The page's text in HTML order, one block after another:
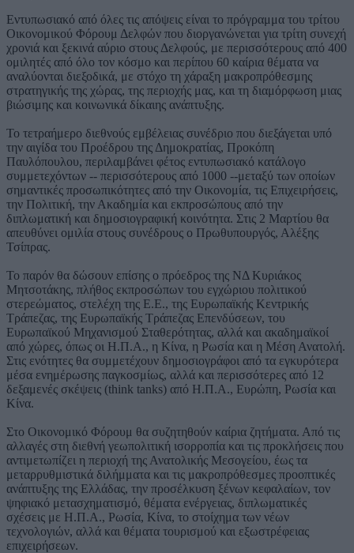
Εντυπωσιακό από όλες τις απόψεις είναι το πρόγραμμα του τρίτου
Οικονομικού Φόρουμ Δελφών που διοργανώνεται για τρίτη συνεχή
χρονιά και ξεκινά αύριο στους Δελφούς, με περισσότερους από 400
ομιλητές από όλο τον κόσμο και περίπου 60 καίρια θέματα να
αναλύονται διεξοδικά, με στόχο τη χάραξη μακροπρόθεσμης
στρατηγικής της χώρας, της περιοχής μας, και τη διαμόρφωση μιας
βιώσιμης και κοινωνικά δίκαιης ανάπτυξης.
Το τετραήμερο διεθνούς εμβέλειας συνέδριο που διεξάγεται υπό
την αιγίδα του Προέδρου της Δημοκρατίας, Προκόπη
Παυλόπουλου, περιλαμβάνει φέτος εντυπωσιακό κατάλογο
συμμετεχόντων -- περισσότερους από 1000 --μεταξύ των οποίων
σημαντικές προσωπικότητες από την Οικονομία, τις Επιχειρήσεις,
την Πολιτική, την Ακαδημία και εκπροσώπους από την
διπλωματική και δημοσιογραφική κοινότητα. Στις 2 Μαρτίου θα
απευθύνει ομιλία στους συνέδρους ο Πρωθυπουργός, Αλέξης
Τσίπρας.
Το παρόν θα δώσουν επίσης ο πρόεδρος της ΝΔ Κυριάκος
Μητσοτάκης, πλήθος εκπροσώπων του εγχώριου πολιτικού
στερεώματος, στελέχη της Ε.Ε., της Ευρωπαϊκής Κεντρικής
Τράπεζας, της Ευρωπαϊκής Τράπεζας Επενδύσεων, του
Ευρωπαϊκού Μηχανισμού Σταθερότητας, αλλά και ακαδημαϊκοί
από χώρες, όπως οι Η.Π.Α., η Κίνα, η Ρωσία και η Μέση Ανατολή.
Στις ενότητες θα συμμετέχουν δημοσιογράφοι από τα εγκυρότερα
μέσα ενημέρωσης παγκοσμίως, αλλά και περισσότερες από 12
δεξαμενές σκέψεις (think tanks) από Η.Π.Α., Ευρώπη, Ρωσία και
Κίνα.
Στο Οικονομικό Φόρουμ θα συζητηθούν καίρια ζητήματα. Από τις
αλλαγές στη διεθνή γεωπολιτική ισορροπία και τις προκλήσεις που
αντιμετωπίζει η περιοχή της Ανατολικής Μεσογείου, έως τα
μεταρρυθμιστικά διλήμματα και τις μακροπρόθεσμες προοπτικές
ανάπτυξης της Ελλάδας, την προσέλκυση ξένων κεφαλαίων, τον
ψηφιακό μετασχηματισμό, θέματα ενέργειας, διπλωματικές
σχέσεις με Η.Π.Α., Ρωσία, Κίνα, το στοίχημα των νέων
τεχνολογιών, αλλά και θέματα τουρισμού και εξωστρέφειας
επιχειρήσεων.